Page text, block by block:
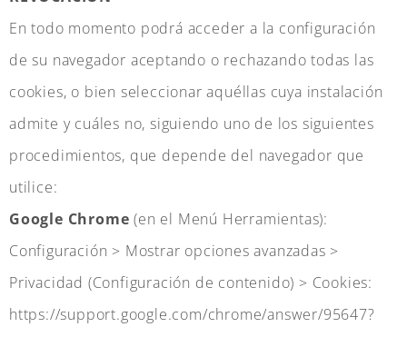
En todo momento podrá acceder a la configuración
de su navegador aceptando o rechazando todas las
cookies, o bien seleccionar aquéllas cuya instalación
admite y cuáles no, siguiendo uno de los siguientes
procedimientos, que depende del navegador que
utilice:
Google Chrome (en el Menú Herramientas):
Configuración > Mostrar opciones avanzadas >
Privacidad (Configuración de contenido) > Cookies:
https://support.google.com/chrome/answer/95647?